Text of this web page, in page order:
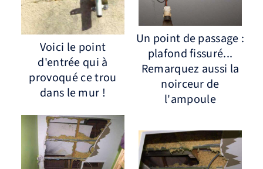
Voici le point
d'entrée qui à
provoqué ce trou
dans le mur !
Un point de passage :
plafond fissuré...
Remarquez aussi la
noirceur de
l'ampoule